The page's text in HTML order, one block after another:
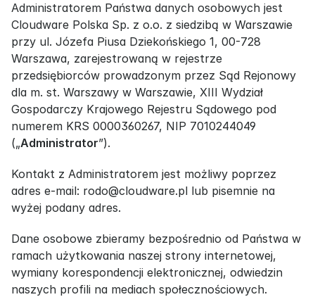
Administratorem Państwa danych osobowych jest
Cloudware Polska Sp. z o.o. z siedzibą w Warszawie
przy ul. Józefa Piusa Dziekońskiego 1, 00-728
Warszawa, zarejestrowaną w rejestrze
przedsiębiorców prowadzonym przez Sąd Rejonowy
dla m. st. Warszawy w Warszawie, XIII Wydział
Gospodarczy Krajowego Rejestru Sądowego pod
numerem KRS 0000360267, NIP 7010244049
(„Administrator”).
Kontakt z Administratorem jest możliwy poprzez
adres e-mail: rodo@cloudware.pl lub pisemnie na
wyżej podany adres.
Dane osobowe zbieramy bezpośrednio od Państwa w
ramach użytkowania naszej strony internetowej,
wymiany korespondencji elektronicznej, odwiedzin
naszych profili na mediach społecznościowych.